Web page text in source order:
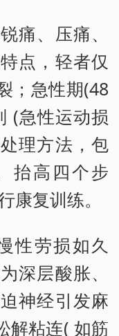
、压痛、
点，轻者仅
；急性期(48
(急性运动损
理方法，包
抬高四个步
康复训练。
劳损如久
深层酸胀、
神经引发麻
解粘连( 如筋